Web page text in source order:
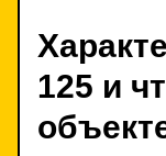
125 и